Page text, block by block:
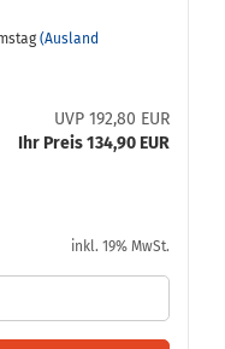
(Ausland
UVP 192,80 EUR
Ihr Preis 134,90 EUR
inkl. 19% MwSt.